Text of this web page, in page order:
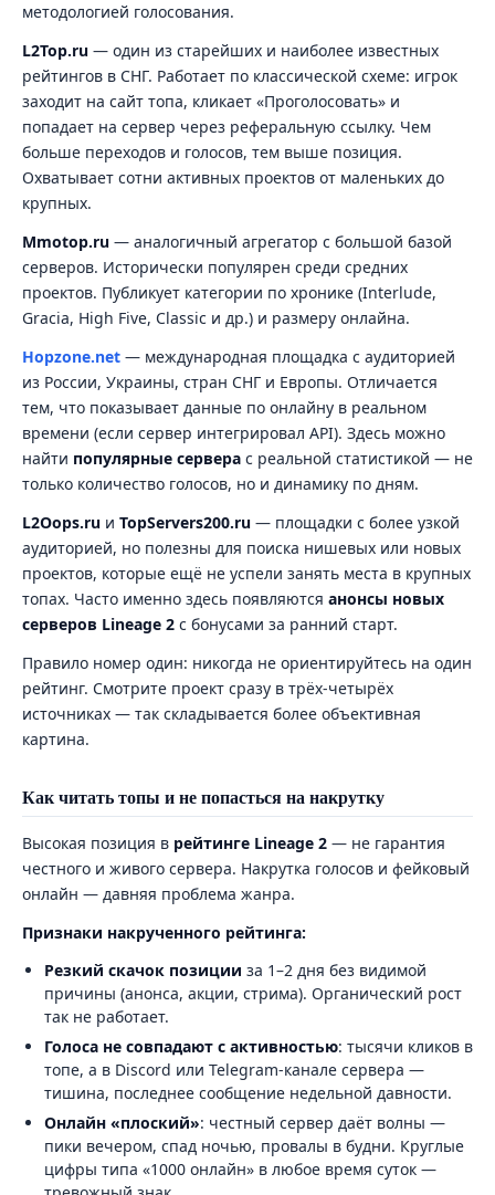
методологией голосования.
L2Top.ru — один из старейших и наиболее известных
рейтингов в СНГ. Работает по классической схеме: игрок
заходит на сайт топа, кликает «Проголосовать» и
попадает на сервер через реферальную ссылку. Чем
больше переходов и голосов, тем выше позиция.
Охватывает сотни активных проектов от маленьких до
крупных.
Mmotop.ru — аналогичный агрегатор с большой базой
серверов. Исторически популярен среди средних
проектов. Публикует категории по хронике (Interlude,
Gracia, High Five, Classic и др.) и размеру онлайна.
Hopzone.net — международная площадка с аудиторией
из России, Украины, стран СНГ и Европы. Отличается
тем, что показывает данные по онлайну в реальном
времени (если сервер интегрировал API). Здесь можно
найти популярные сервера с реальной статистикой — не
только количество голосов, но и динамику по дням.
L2Oops.ru и TopServers200.ru — площадки с более узкой
аудиторией, но полезны для поиска нишевых или новых
проектов, которые ещё не успели занять места в крупных
топах. Часто именно здесь появляются анонсы новых
серверов Lineage 2 с бонусами за ранний старт.
Правило номер один: никогда не ориентируйтесь на один
рейтинг. Смотрите проект сразу в трёх-четырёх
источниках — так складывается более объективная
картина.
Как читать топы и не попасться на накрутку
Высокая позиция в рейтинге Lineage 2 — не гарантия
честного и живого сервера. Накрутка голосов и фейковый
онлайн — давняя проблема жанра.
Признаки накрученного рейтинга:
Резкий скачок позиции за 1–2 дня без видимой
причины (анонса, акции, стрима). Органический рост
так не работает.
Голоса не совпадают с активностью: тысячи кликов в
топе, а в Discord или Telegram-канале сервера —
тишина, последнее сообщение недельной давности.
Онлайн «плоский»: честный сервер даёт волны —
пики вечером, спад ночью, провалы в будни. Круглые
цифры типа «1000 онлайн» в любое время суток —